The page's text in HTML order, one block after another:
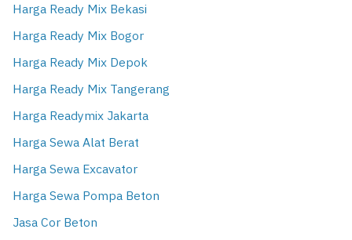
Harga Ready Mix Bekasi
Harga Ready Mix Bogor
Harga Ready Mix Depok
Harga Ready Mix Tangerang
Harga Readymix Jakarta
Harga Sewa Alat Berat
Harga Sewa Excavator
Harga Sewa Pompa Beton
Jasa Cor Beton